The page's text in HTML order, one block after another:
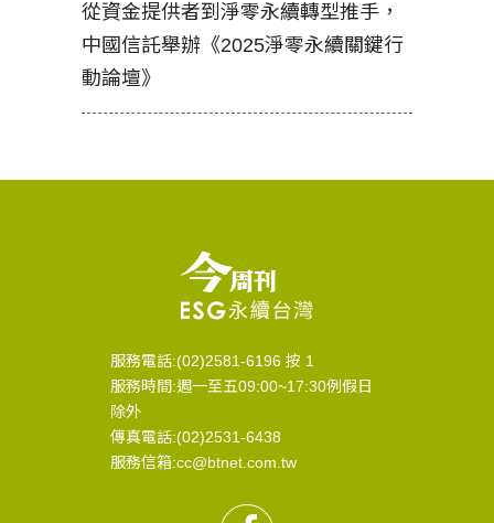
從資金提供者到淨零永續轉型推手，
中國信託舉辦《2025淨零永續關鍵行
動論壇》
服務電話:(02)2581-6196 按 1
服務時間:週一至五09:00~17:30例假日
除外
傳真電話:(02)2531-6438
服務信箱:cc@btnet.com.tw